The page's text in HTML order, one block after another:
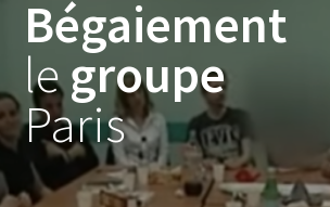
Skip
to
Bégaiement
legroupe
Paris